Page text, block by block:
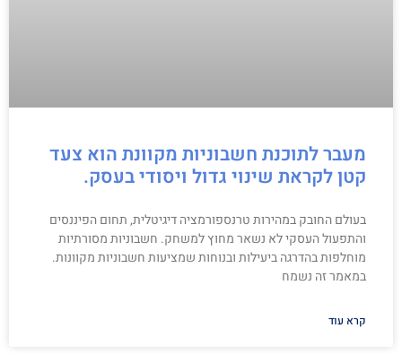
מעבר לתוכנת חשבוניות מקוונת הוא צעד
קטן לקראת שינוי גדול ויסודי בעסק.
בעולם החובק במהירות טרנספורמציה דיגיטלית, תחום הפיננסים
והתפעול העסקי לא נשאר מחוץ למשחק. חשבוניות מסורתיות
מוחלפות בהדרגה ביעילות ובנוחות שמציעות חשבוניות מקוונות.
במאמר זה נשמח
קרא עוד